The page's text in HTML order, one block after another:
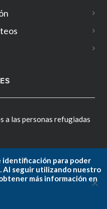
a las personas refugiadas
Argentina.
reserved.
identificación para poder
Al seguir utilizando nuestro
más información en